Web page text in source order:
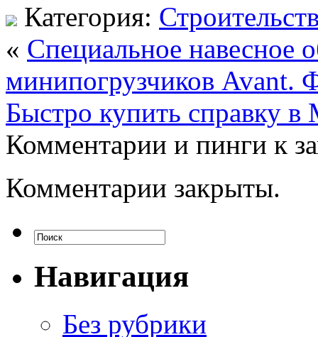
Категория:
« Специальное навесное
минипогрузчиков Avant.
Быстро купить справку в
Комментарии и пинги к
Комментарии закрыты.
Навигация
Без рубрики